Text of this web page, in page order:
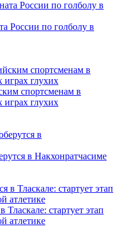
России по голболу в
спортсменам в
глухих
в Накхонратчасиме
Тласкале: стартует этап
атлетике